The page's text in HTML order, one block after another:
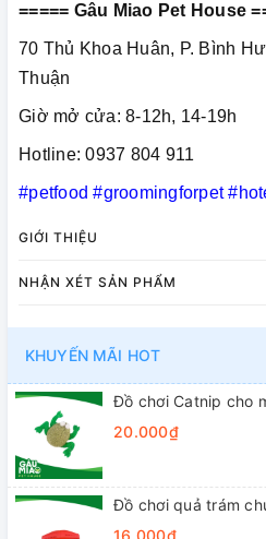
===== Gâu Miao Pet House
70 Thủ Khoa Huân, P. Bình
Thuận
Giờ mở cửa: 8-12h, 14-19h
Hotline: 0937 804 911
#petfood #groomingforpet
GIỚI THIỆU
NHẬN XÉT SẢN PHẨM
KHUYẾN MÃI HOT
Đồ chơi Catnip cho
20.000₫
Đồ chơi quả trám